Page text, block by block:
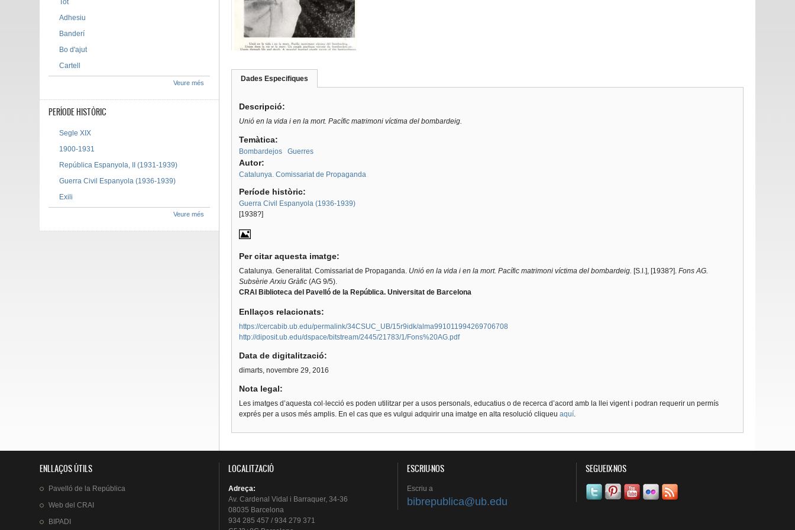
Dades Especifiques
activa)
Descripció:
Unió en la vida i en la mort. Pacífic matrimoni víctima del bombardeig.
Temàtica:
Bombardejos Guerres
Autor:
Catalunya. Comissariat de Propaganda
Període històric:
Guerra Civil Espanyola (1936-1939)
[1938?]
Per citar aquesta imatge:
Catalunya. Generalitat. Comissariat de Propaganda. Unió en la vida i en la mort. Pacífic matrimoni víctima del bombardeig. [S.l.], [1938?]. Fons AG.
Subsèrie Arxiu Gràfic(AG 9/5).
CRAI Biblioteca del Pavelló de la República. Universitat de Barcelona
Enllaços relacionats:
https://cercabib.ub.edu/permalink/34CSUC_UB/15r9idk/alma991011994269706708
http://diposit.ub.edu/dspace/bitstream/2445/21783/1/Fons%20AG.pdf
Data de digitalització:
dimarts, novembre 29, 2016
Nota legal:
Les imatges d’aquesta col·lecció es poden utilitzar per a usos personals, educatius o de recerca d’acord amb la llei vigent i podran requerir un permís
exprés per a usos més amplis. En el cas que es vulgui adquirir una imatge en alta resolució cliqueu aquí.
Tot
Adhesiu
Banderí
Bo d'ajut
Cartell
Veure més
PERÍODE HISTÒRIC
Segle XIX
1900-1931
República Espanyola, II (1931-1939)
Guerra Civil Espanyola (1936-1939)
Exili
Veure més
ENLLAÇOS ÚTILS
Pavelló de la República
Web delCRAI
BIPADI
LOCALITZACIÓ
Adreça:
Av. Cardenal Vidal i Barraquer, 34-36
08035 Barcelona
934 285 457 / 934 279 371
ESCRIU-NOS
Escriu a
bibrepublica@ub.edu
SEGUEIX-NOS